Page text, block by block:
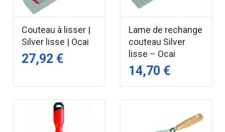
Couteau à lisser |
Silver lisse | Ocai
27,92 €
Lame de rechange
couteau Silver
lisse – Ocai
14,70 €